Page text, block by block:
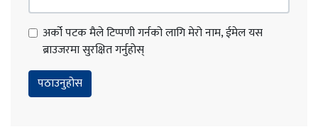
अर्को पटक मैले टिप्पणी गर्नको लागि मेरो नाम, ईमेल यस
ब्राउजरमा सुरक्षित गर्नुहोस्